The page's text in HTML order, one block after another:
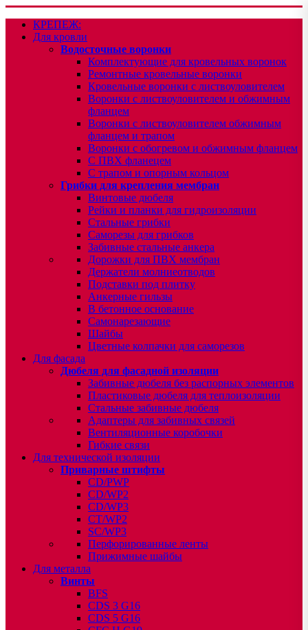
КРЕПЕЖ:
Для кровли
Водосточные воронки
Комплектующие для кровельных воронок
Ремонтные кровельные воронки
Кровельные воронки с листвоуловителем
Воронки с листвоуловителем и обжимным
фланцем
Воронки с листвоуловителем обжимным
фланцем и трапом
Воронки с обогревом и обжимным фланцем
С ПВХ фланецем
С трапом и опорным кольцом
Грибки для крепления мембран
Винтовые дюбеля
Рейки и планки для гидроизоляции
Стальные грибки
Саморезы для грибков
Забивные стальные анкера
Дорожки для ПВХ мембран
Держатели молниеотводов
Подставки под плитку
Анкерные гильзы
В бетонное основание
Самонарезающие
Шайбы
Цветные колпачки для саморезов
Для фасада
Дюбеля для фасадной изоляции
Забивные дюбеля без распорных элементов
Пластиковые дюбеля для теплоизоляции
Стальные забивные дюбеля
Адаптеры для забивных связей
Вентиляционные коробочки
Гибкие связи
Для технической изоляции
Приварные штифты
CD/PWP
CD/WP2
CD/WP3
CT/WP2
SC/WP3
Перфорированные ленты
Прижимные шайбы
Для металла
Винты
BFS
CDS 3 G16
CDS 5 G16